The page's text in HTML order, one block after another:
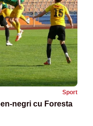
Sport
negri cu Foresta